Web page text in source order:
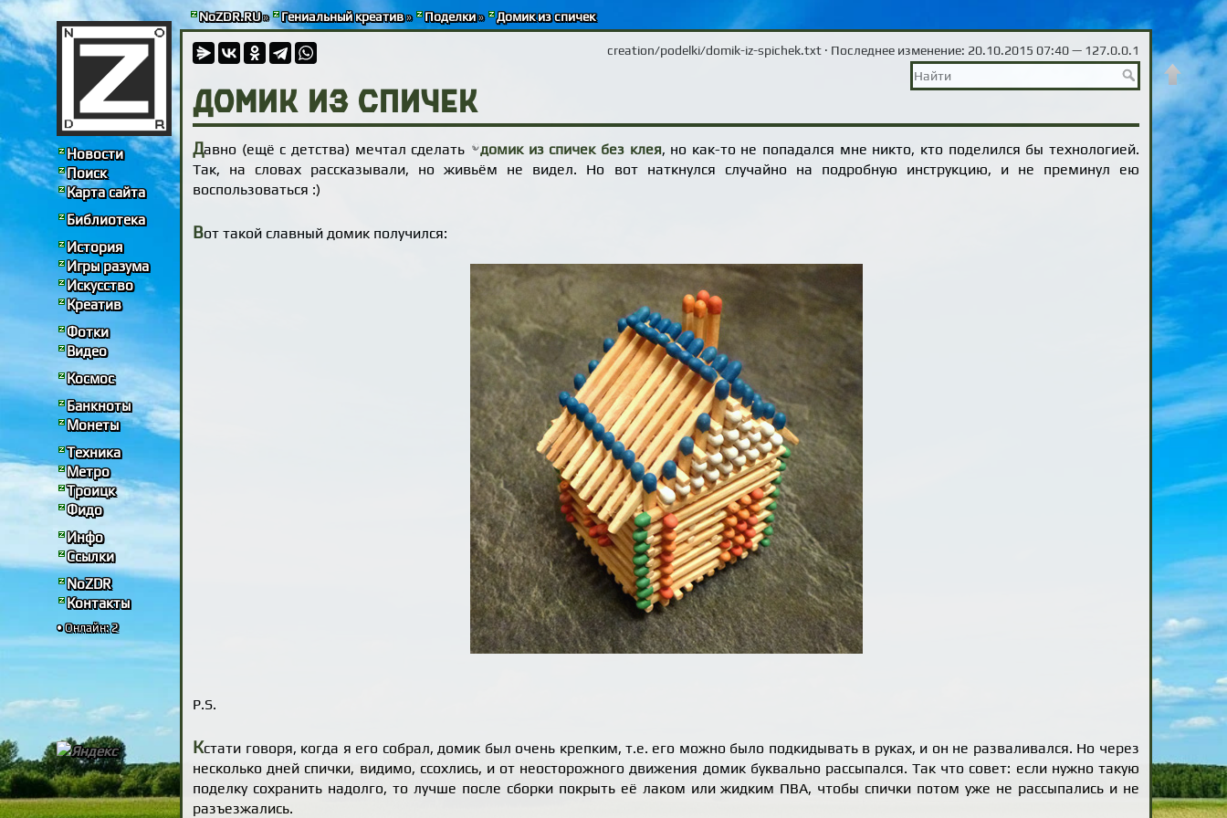
NoZDR.RU» Гениальный креатив» Поделки» Домик из спичек
Новости
Поиск
Карта сайта
Библиотека
История
Игры разума
Искусство
Креатив
Фотки
Видео
Космос
Банкноты
Монеты
Техника
Метро
Троицк
Фидо
Инфо
Ссылки
NoZDR
Контакты
• Онлайн: 2
creation/podelki/domik-iz-spichek.txt· Последнее изменение: 20.10.2015 07:40 — 127.0.0.1
Домик из спичек
Давно (ещё с детства) мечтал сделать домик из спичек без клея, но как-то не попадался мне никто, кто поделился бы технологией.
Так, на словах рассказывали, но живьём не видел. Но вот наткнулся случайно на подробную инструкцию, и не преминул ею
воспользоваться :)
Вот такой славный домик получился:
P.S.
Кстати говоря, когда я его собрал, домик был очень крепким, т.е. его можно было подкидывать в руках, и он не разваливался. Но через
несколько дней спички, видимо, ссохлись, и от неосторожного движения домик буквально рассыпался. Так что совет: если нужно такую
поделку сохранить надолго, то лучше после сборки покрыть её лаком или жидким ПВА, чтобы спички потом уже не рассыпались и не
разъезжались.
Наверх